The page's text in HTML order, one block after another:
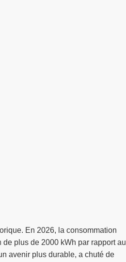
En 2026, la consommation
plus de 2000 kWh par rapport au
avenir plus durable, a chuté de